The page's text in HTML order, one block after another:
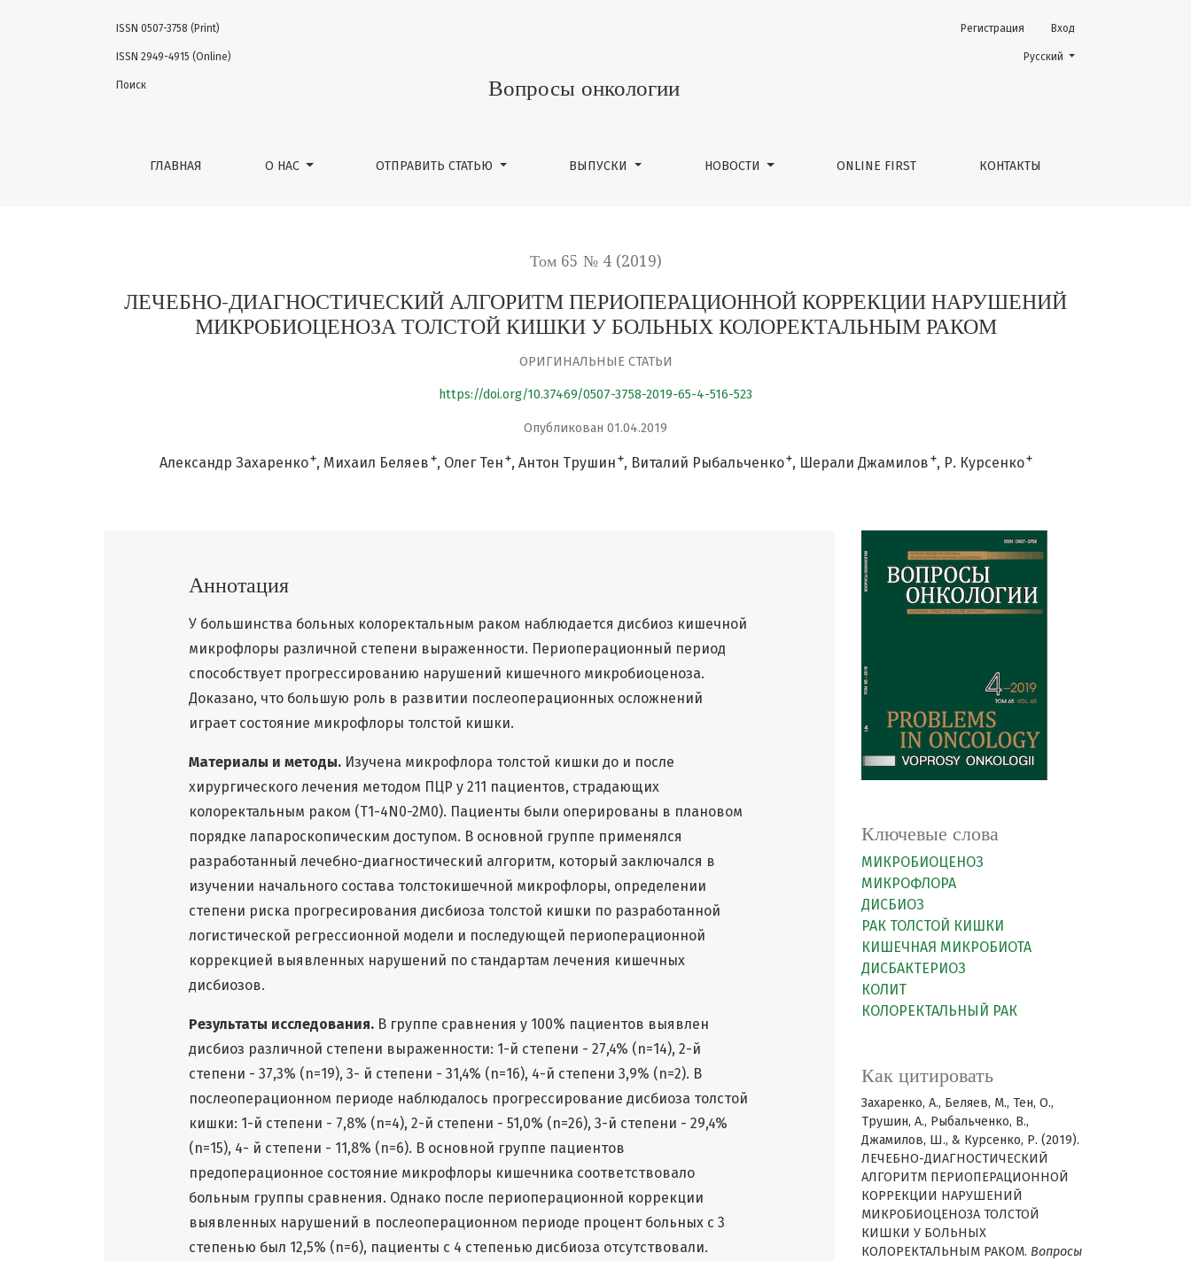
ЛЕЧЕБНО-ДИАГНОСТИЧЕСКИЙ АЛГОРИТМ ПЕРИОПЕРАЦИОННОЙ КОРРЕКЦИИ НАРУШЕНИЙ МИКРОБИОЦЕНОЗА ТОЛСТОЙ КИШКИ У БОЛЬНЫХ КОЛОРЕКТАЛЬНЫМ
Вопросы онкологии
ГЛАВНАЯ О НАС ОТПРАВИТЬ СТАТЬЮ ВЫПУСКИ НОВОСТИ ONLINE FIRST КОНТАКТЫ
Регистрация Вход
ISSN 0507-3758 (Print)
ISSN 2949-4915 (Online)
Поиск
Change the language. The
Русский
Том 65 № 4 (2019)
ЛЕЧЕБНО-ДИАГНОСТИЧЕСКИЙ АЛГОРИТМ ПЕРИОПЕРАЦИОННОЙ КОРРЕКЦИИ НАРУШЕНИЙ
МИКРОБИОЦЕНОЗА ТОЛСТОЙ КИШКИ У БОЛЬНЫХ КОЛОРЕКТАЛЬНЫМ РАКОМ
ОРИГИНАЛЬНЫЕ СТАТЬИ
https://doi.org/10.37469/0507-3758-2019-65-4-516-523
Опубликован 01.04.2019
Александр Захаренко+ Михаил Беляев + Олег Тен + Антон Трушин + Виталий Рыбальченко+ Шерали Джамилов + Р. Курсенко+
Ключевые слова
МИКРОБИОЦЕНОЗ
МИКРОФЛОРА
ДИСБИОЗ
РАК ТОЛСТОЙ КИШКИ
КИШЕЧНАЯ МИКРОБИОТА
ДИСБАКТЕРИОЗ
КОЛИТ
КОЛОРЕКТАЛЬНЫЙ РАК
Как цитировать
Захаренко, А., Беляев, М., Тен, О.,
Трушин, А., Рыбальченко, В.,
Джамилов, Ш., & Курсенко, Р. (2019).
ЛЕЧЕБНО-ДИАГНОСТИЧЕСКИЙ
АЛГОРИТМ ПЕРИОПЕРАЦИОННОЙ
КОРРЕКЦИИ НАРУШЕНИЙ
МИКРОБИОЦЕНОЗА ТОЛСТОЙ
КИШКИ У БОЛЬНЫХ
КОЛОРЕКТАЛЬНЫМ РАКОМ. Вопросы
Аннотация
У большинства больных колоректальным раком наблюдается дисбиоз кишечной
микрофлоры различной степени выраженности. Периоперационный период
способствует прогрессированию нарушений кишечного микробиоценоза.
Доказано, что большую роль в развитии послеоперационных осложнений
играет состояние микрофлоры толстой кишки.
Материалы и методы. Изучена микрофлора толстой кишки до и после
хирургического лечения методом ПЦР у 211 пациентов, страдающих
колоректальным раком (T1-4N0-2M0). Пациенты были оперированы в плановом
порядке лапароскопическим доступом. В основной группе применялся
разработанный лечебно-диагностический алгоритм, который заключался в
изучении начального состава толстокишечной микрофлоры, определении
степени риска прогресирования дисбиоза толстой кишки по разработанной
логистической регрессионной модели и последующей периоперационной
коррекцией выявленных нарушений по стандартам лечения кишечных
дисбиозов.
Результаты исследования. В группе сравнения у 100% пациентов выявлен
дисбиоз различной степени выраженности: 1-й степени - 27,4% (n=14), 2-й
степени - 37,3% (n=19), 3- й степени - 31,4% (n=16), 4-й степени 3,9% (n=2). В
послеоперационном периоде наблюдалось прогрессирование дисбиоза толстой
кишки: 1-й степени - 7,8% (n=4), 2-й степени - 51,0% (n=26), 3-й степени - 29,4%
(n=15), 4- й степени - 11,8% (n=6). В основной группе пациентов
предоперационное состояние микрофлоры кишечника соответствовало
больным группы сравнения. Однако после периоперационной коррекции
выявленных нарушений в послеоперационном периоде процент больных с 3
степенью был 12,5% (n=6), пациенты с 4 степенью дисбиоза отсутствовали.